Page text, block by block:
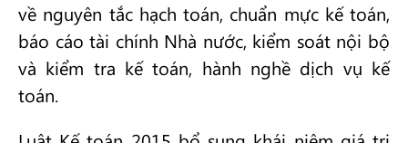
về nguyên tắc hạch toán, chuẩn mực kế toán,
báo cáo tài chính Nhà nước, kiểm soát nội bộ
và kiểm tra kế toán, hành nghề dịch vụ kế
toán.